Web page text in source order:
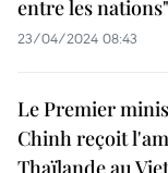
entre les nations"
23/04/2024 08:43
Le Premier
Chinh reçoit
Thaïlande au